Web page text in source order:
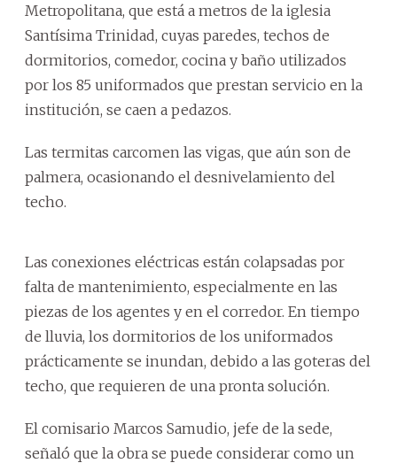
Metropolitana, que está a metros de la iglesia
Santísima Trinidad, cuyas paredes, techos de
dormitorios, comedor, cocina y baño utilizados
por los 85 uniformados que prestan servicio en la
institución, se caen a pedazos.
Las termitas carcomen las vigas, que aún son de
palmera, ocasionando el desnivelamiento del
techo.
Las conexiones eléctricas están colapsadas por
falta de mantenimiento, especialmente en las
piezas de los agentes y en el corredor. En tiempo
de lluvia, los dormitorios de los uniformados
prácticamente se inundan, debido a las goteras del
techo, que requieren de una pronta solución.
El comisario Marcos Samudio, jefe de la sede,
señaló que la obra se puede considerar como un